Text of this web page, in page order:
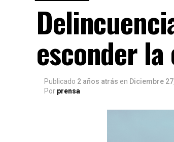
esconder la
Publicado 2 años atrás en Diciembre
Por prensa